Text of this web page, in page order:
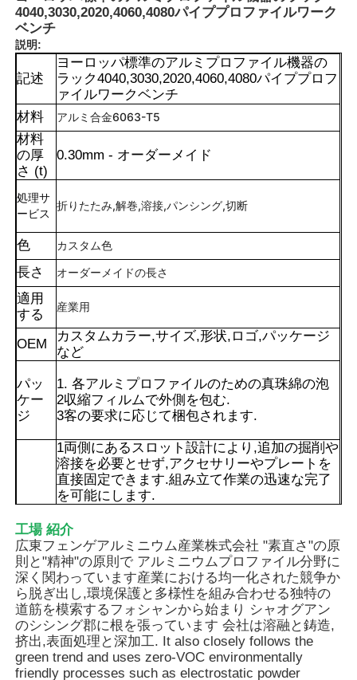
家
製品
私たちについて
4040,3030,2020,4060,4080パイププロファイルワーク
ベンチ
説明:
記述
ヨーロッパ標準のアルミプロファイル機器の
ラック4040,3030,2020,4060,4080パイププロフ
ァイルワークベンチ
材料
アルミ合金6063-T5
材料
の厚
さ (t)
0.30mm - オーダーメイド
処理サ
ービス
折りたたみ,解巻,溶接,パンシング,切断
色 カスタム色
長さ オーダーメイドの長さ
適用
する
産業用
OEM
カスタムカラー,サイズ,形状,ロゴ,パッケージ
など
パッ
ケー
ジ
1. 各アルミプロファイルのための真珠綿の泡
2収縮フィルムで外側を包む.
3客の要求に応じて梱包されます.
利点
1両側にあるスロット設計により,追加の掘削や
溶接を必要とせず,アクセサリーやプレートを
直接固定できます.組み立て作業の迅速な完了
を可能にします.
量を減らすだけでなく,基礎の支え力を確保し,
操作と使用を容易にする.
3カードスロットの仕様は,対応する固定部品と
互換性があり,異なるプレートや部品と柔軟に
組み合わせることができます.そして,スプライ
シングを必要とする構造に適しています.装飾
用枠や装置のガードなどです
4.表面酸化処理後,それは,腐食や腐食に容易で
はない,および日常清掃は簡単です.それは,乾燥
した室内および屋外環境で長い間安定して使
工場 紹介
広東フェンゲアルミニウム産業株式会社 "素直さ"の原
則と"精神"の原則で アルミニウムプロファイル分野に
深く関わっています産業における均一化された競争か
ら脱ぎ出し,環境保護と多様性を組み合わせる独特の
道筋を模索するフォシャンから始まり シャオグアン
のシシング郡に根を張っています 会社は溶融と鋳造,
挤出,表面処理と深加工. It also closely follows the
green trend and uses zero-VOC environmentally
friendly processes such as electrostatic powder